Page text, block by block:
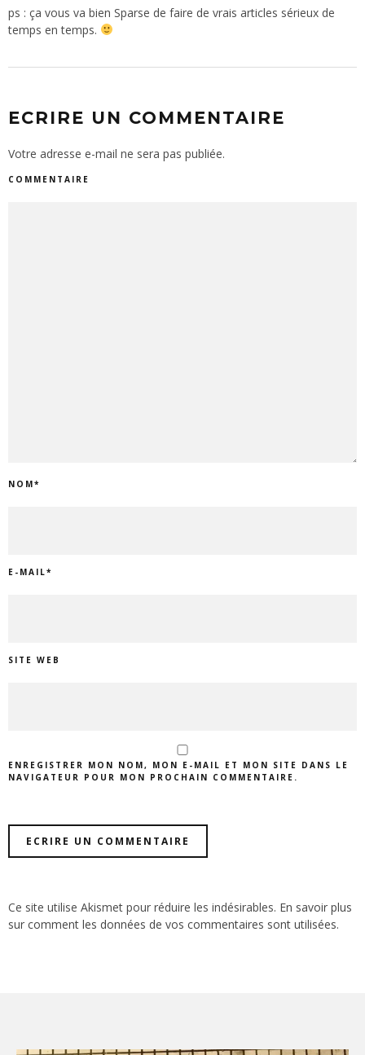
ps : ça vous va bien Sparse de faire de vrais articles sérieux de
temps en temps.
ECRIRE UN COMMENTAIRE
Votre adresse e-mail ne sera pas publiée.
COMMENTAIRE
NOM*
E-MAIL*
SITE WEB
ENREGISTRER MON NOM, MON E-MAIL ET MON SITE DANS LE
NAVIGATEUR POUR MON PROCHAIN COMMENTAIRE.
Ce site utilise Akismet pour réduire les indésirables. En savoir plus
sur comment les données de vos commentaires sont utilisées.